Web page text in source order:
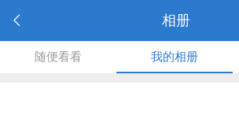
相册
随便看看 我的相册